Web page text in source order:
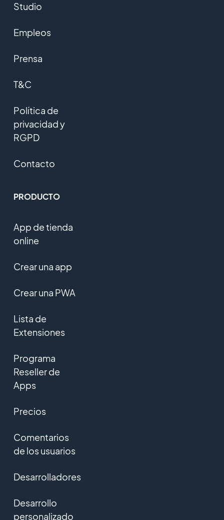
Studio
Empleos
Prensa
T&C
Política de
privacidad y
RGPD
Contacto
PRODUCTO
App de tienda
online
Crear una app
Crear una PWA
Lista de
Extensiones
Programa
Reseller de
Apps
Precios
Comentarios
de los usuarios
Desarrolladores
Desarrollo
personalizado